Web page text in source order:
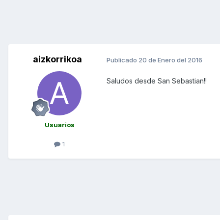
aizkorrikoa
Usuarios
1
Publicado 20 de Enero del 2016
Saludos desde San Sebastian!!